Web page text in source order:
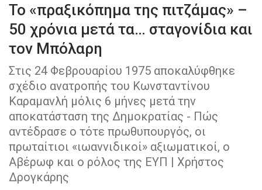
To «πραξικόπημα της πιτζάμας» –
50 χρόνια μετά τα… σταγονίδια και
τον Μπόλαρη
Στις 24 Φεβρουαρίου 1975 αποκαλύφθηκε
σχέδιο ανατροπής του Κωνσταντίνου
Καραμανλή μόλις 6 μήνες μετά την
αποκατάσταση της Δημοκρατίας - Πώς
αντέδρασε ο τότε πρωθυπουργός, οι
πρωταίτιοι «ιωαννιδικοί» αξιωματικοί, ο
Αβέρωφ και ο ρόλος της ΕΥΠ | Χρήστος
Δρογκάρης